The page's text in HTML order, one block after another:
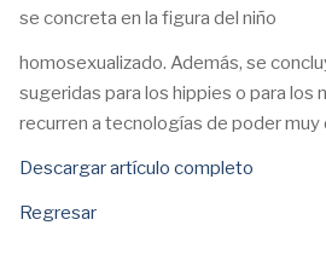
se concreta en la figura del niño
homosexualizado. Además, se
sugeridas para los hippies o para los
recurren a tecnologías de poder muy
Descargar artículo completo
Regresar